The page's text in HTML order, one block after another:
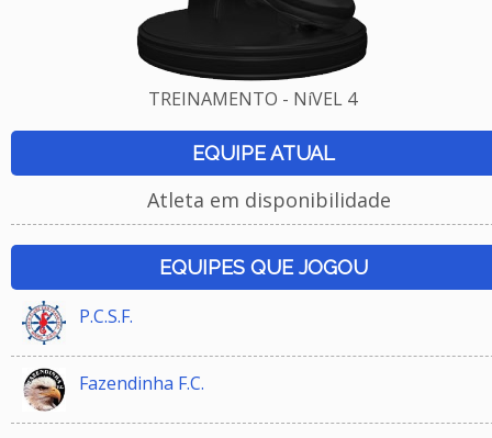
TREINAMENTO - NíVEL 4
EQUIPE ATUAL
Atleta em disponibilidade
EQUIPES QUE JOGOU
P.C.S.F.
Fazendinha F.C.